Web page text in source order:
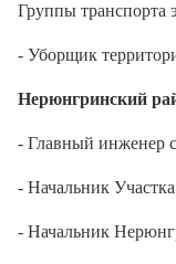
Группы транспорта
- Уборщик
Нерюнгринский
- Главный инженер
- Начальник
- Начальник